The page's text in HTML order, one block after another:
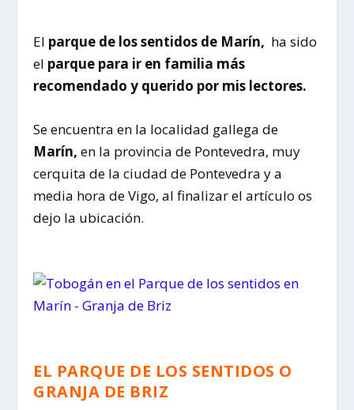
El parque de los sentidos de Marín, ha sido
el parque para ir en familia más
recomendado y querido por mis lectores.
Se encuentra en la localidad gallega de
Marín, en la provincia de Pontevedra, muy
cerquita de la ciudad de Pontevedra y a
media hora de Vigo, al finalizar el artículo os
dejo la ubicación.
EL PARQUE DE LOS SENTIDOS O
GRANJA DE BRIZ